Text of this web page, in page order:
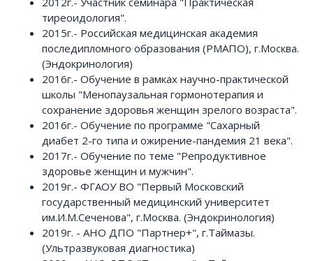
тиреоидология".
2015г.- Российская медицинская академия
последипломного образования (РМАПО), г.Москва.
(Эндокринология)
2016г.- Обучение в рамках научно-практической
школы "Менопаузальная гормонотерапия и
сохранение здоровья женщин зрелого возраста".
2016г.- Обучение по программе "Сахарный
диабет 2-го типа и ожирение-пандемия 21 века".
2017г.- Обучение по теме "Репродуктивное
здоровье женщин и мужчин".
2019г.- ФГАОУ ВО "Первый Московский
государственный медицинский университет
им.И.М.Сеченова", г.Москва. (Эндокринология)
2019г. - АНО ДПО "Партнер+", г.Таймазы.
(Ультразвуковая диагностика)